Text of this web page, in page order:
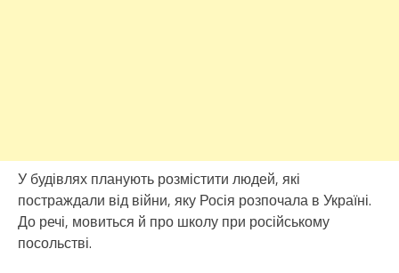
У будівлях планують розмістити людей, які
постраждали від війни, яку Росія розпочала в Україні.
До речі, мовиться й про школу при російському
посольстві.